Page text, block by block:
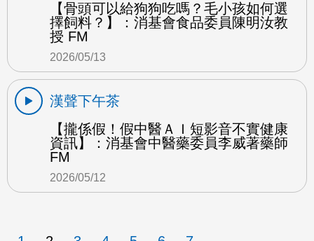
【骨頭可以給狗狗吃嗎？毛小孩如何選
擇飼料？】：消基會食品委員陳明汝教
授 FM
2026/05/13
漢聲下午茶
【攏係假！假中醫ＡＩ短影音不實健康
資訊】：消基會中醫藥委員李威著藥師
FM
2026/05/12